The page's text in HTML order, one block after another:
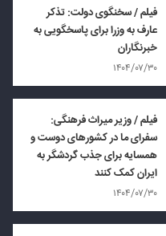
فیلم / سخنگوی دولت: تذکر
عارف به وزرا برای پاسخگویی به
خبرنگاران
۱۴۰۴/۰۷/۳۰
فیلم / وزیر میراث فرهنگی:
سفرای ما در کشورهای دوست و
همسایه برای جذب گردشگر به
ایران کمک کنند
۱۴۰۴/۰۷/۳۰